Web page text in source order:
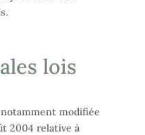
lois
notamment modifiée
2004 relative à